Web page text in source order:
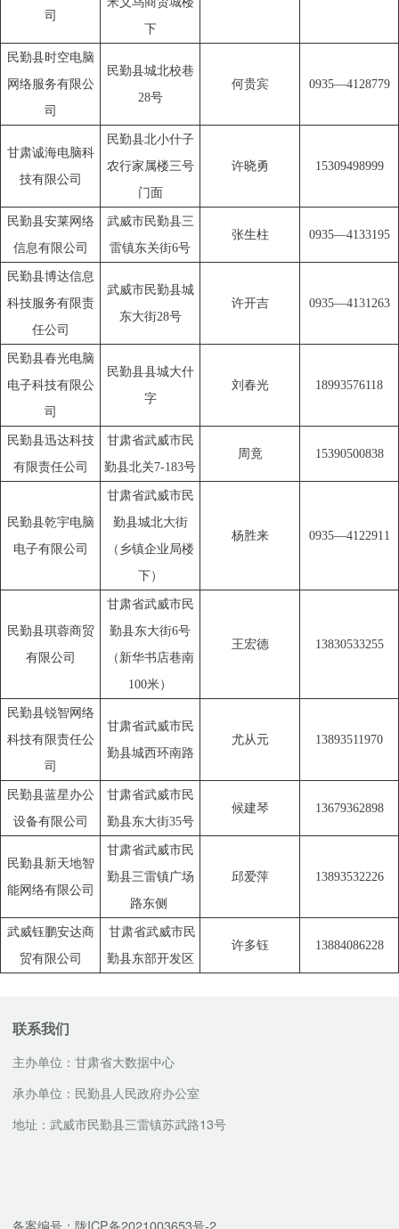
司
下
民勤县时空电脑
网络服务有限公
司
民勤县城北校巷
28号
何贵宾 0935—4128779
甘肃诚海电脑科
技有限公司
民勤县北小什子
农行家属楼三号
门面
许晓勇 15309498999
民勤县安莱网络
信息有限公司
武威市民勤县三
雷镇东关街6号
张生柱 0935—4133195
民勤县博达信息
科技服务有限责
任公司
武威市民勤县城
东大街28号
许开吉 0935—4131263
民勤县春光电脑
电子科技有限公
司
民勤县县城大什
字
刘春光 18993576118
民勤县迅达科技
有限责任公司
甘肃省武威市民
勤县北关7-183号
周竟 15390500838
民勤县乾宇电脑
电子有限公司
甘肃省武威市民
勤县城北大街
（乡镇企业局楼
下）
杨胜来 0935—4122911
民勤县琪蓉商贸
有限公司
甘肃省武威市民
勤县东大街6号
（新华书店巷南
100米）
王宏德 13830533255
民勤县锐智网络
科技有限责任公
司
甘肃省武威市民
勤县城西环南路
尤从元 13893511970
民勤县蓝星办公
设备有限公司
甘肃省武威市民
勤县东大街35号
候建琴 13679362898
民勤县新天地智
能网络有限公司
甘肃省武威市民
勤县三雷镇广场
路东侧
邱爱萍 13893532226
武威钰鹏安达商
贸有限公司
甘肃省武威市民
勤县东部开发区
许多钰 13884086228
联系我们
主办单位：甘肃省大数据中心
承办单位：民勤县人民政府办公室
地址：武威市民勤县三雷镇苏武路13号
备案编号：陇ICP备2021003653号-2